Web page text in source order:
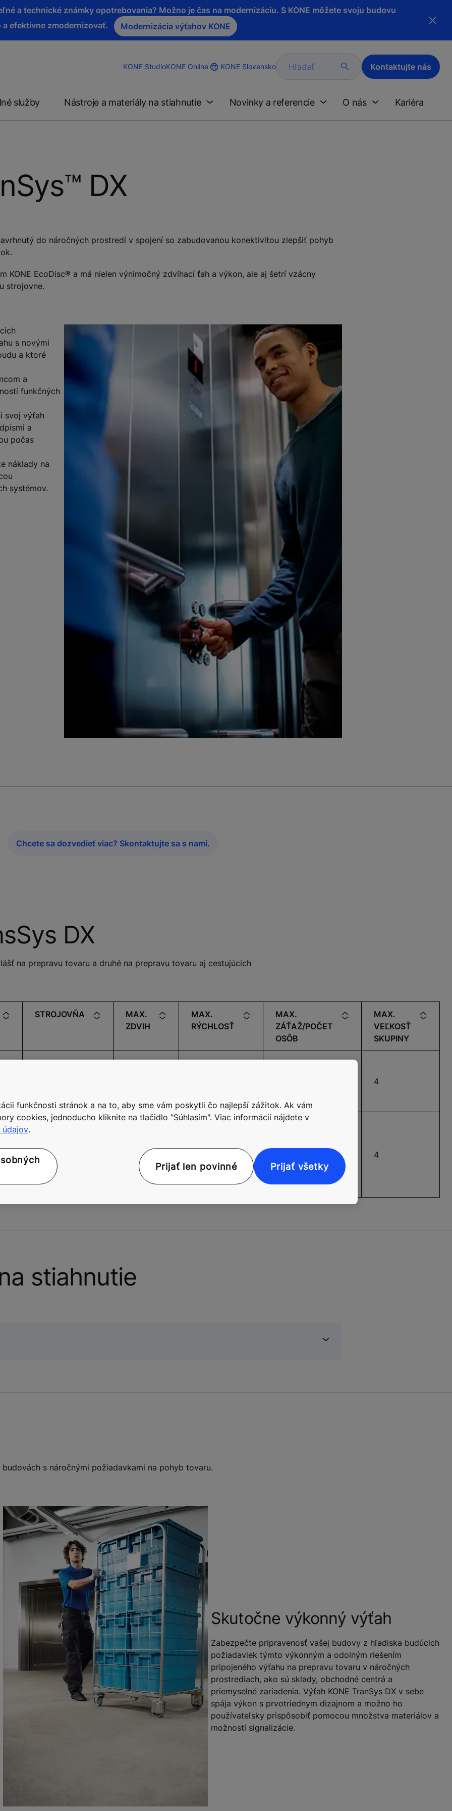
a technické známky opotrebovania? Možno je čas na modernizáciu. S KONE môžete svoju budovu
a efektívne zmodernizovať.
Modernizácia výťahov KONE
KONE StudioKONE Online KONE Slovensko Hľadať Kontaktujte nás
služby Nástroje a materiály na stiahnutie Novinky a referencie O nás Kariéra
DX
do náročných prostredí v spojení so zabudovanou konektivitou zlepšiť pohyb
KONE EcoDisc® a má nielen výnimočný zdvíhací ťah a výkon, ale aj šetrí vzácny
strojovne.
s novými
a ktoré
a
funkčných
svoj výťah
a
počas
náklady na
systémov.
Chcete sa dozvedieť viac? Skontaktujte sa s nami.
DX
na prepravu tovaru a druhé na prepravu tovaru aj cestujúcich
STROJOVŇA
MAX.
ZDVIH
MAX.
RÝCHLOSŤ
MAX.
ZÁŤAŽ/POČET
OSÔB
MAX.
VEĽKOSŤ
SKUPINY
4
Nie
alebo 12
podlaží
2 500 kg/až 33
osôb
4
stiahnutie
s náročnými požiadavkami na pohyb tovaru.
Skutočne výkonný výťah
Zabezpečte pripravenosť vašej budovy z hľadiska budúcich
požiadaviek týmto výkonným a odolným riešením
pripojeného výťahu na prepravu tovaru v náročných
prostrediach, ako sú sklady, obchodné centrá a
priemyselné zariadenia. Výťah KONE TranSys DX v sebe
spája výkon s prvotriednym dizajnom a možno ho
používateľsky prispôsobiť pomocou množstva materiálov a
možností signalizácie.
funkčnosti stránok a na to, aby sme vám poskytli čo najlepší zážitok. Ak vám
cookies, jednoducho kliknite na tlačidlo "Súhlasím". Viac informácií nájdete v
údajov.
Prijať len povinné Prijať všetky